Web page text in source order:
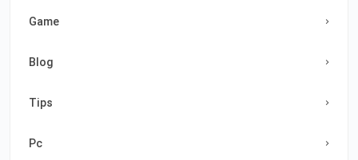
Game
Blog
Tips
Pc